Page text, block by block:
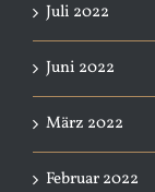
Juli 2022
Juni 2022
März 2022
Februar 2022